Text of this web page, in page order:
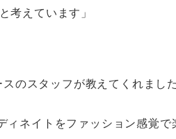
考えています」
のスタッフが教えてくれまし
ィネイトをファッション感覚